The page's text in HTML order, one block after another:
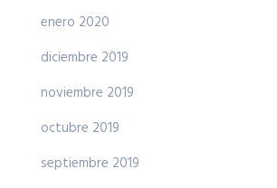
enero 2020
diciembre 2019
noviembre 2019
octubre 2019
septiembre 2019